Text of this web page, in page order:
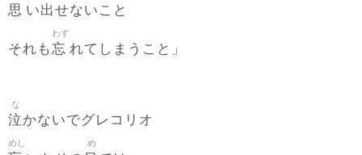
思 い出せないこと
それも忘
わす
れてしまうこと」
泣
な
かないでグレコリオ
めし め